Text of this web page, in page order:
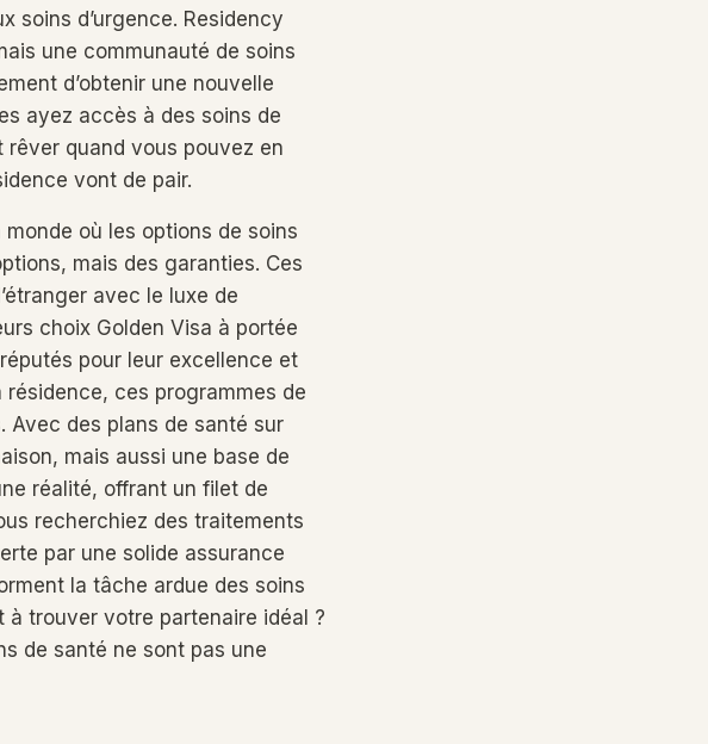
soins d’urgence. Residency
une communauté de soins
d’obtenir une nouvelle
ayez accès à des soins de
rêver quand vous pouvez en
vont de pair.
où les options de soins
mais des garanties. Ces
avec le luxe de
choix Golden Visa à portée
pour leur excellence et
ces programmes de
des plans de santé sur
mais aussi une base de
réalité, offrant un filet de
recherchiez des traitements
par une solide assurance
la tâche ardue des soins
à trouver votre partenaire idéal ?
de santé ne sont pas une